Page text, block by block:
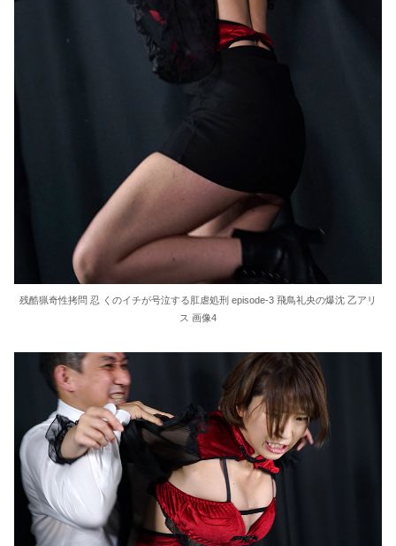
残酷猟奇性拷問 忍 くのイチが号泣する肛虐処刑 episode-3 飛鳥礼央の爆沈 乙アリ
ス 画像4